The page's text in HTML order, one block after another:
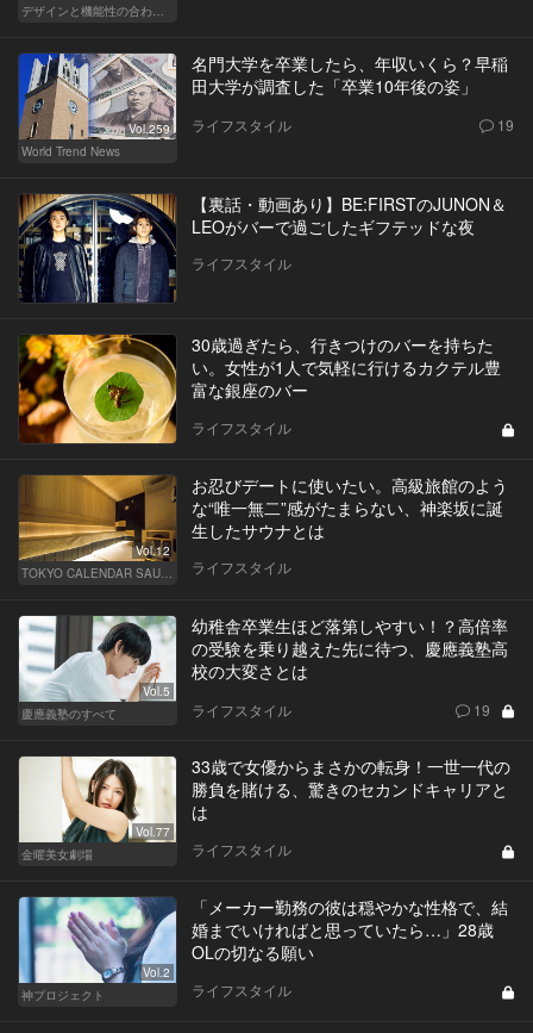
デザインと機能性の合わせ技！ こんなキッチン家電が欲しかった！
Vol.259
World Trend News
名門大学を卒業したら、年収いくら？早稲
田大学が調査した「卒業10年後の姿」
ライフスタイル 19
【裏話・動画あり】BE:FIRSTのJUNON＆
LEOがバーで過ごしたギフテッドな夜
ライフスタイル
30歳過ぎたら、行きつけのバーを持ちた
い。女性が1人で気軽に行けるカクテル豊
富な銀座のバー
ライフスタイル
Vol.12
TOKYO CALENDAR SAUNA CLUB ― トウカレ サウナクラブ ―
お忍びデートに使いたい。高級旅館のよう
な“唯一無二”感がたまらない、神楽坂に誕
生したサウナとは
ライフスタイル
Vol.5
慶應義塾のすべて
幼稚舎卒業生ほど落第しやすい！？高倍率
の受験を乗り越えた先に待つ、慶應義塾高
校の大変さとは
ライフスタイル 19
Vol.77
金曜美女劇場
33歳で女優からまさかの転身！一世一代の
勝負を賭ける、驚きのセカンドキャリアと
は
ライフスタイル
Vol.2
神プロジェクト
「メーカー勤務の彼は穏やかな性格で、結
婚までいければと思っていたら…」28歳
OLの切なる願い
ライフスタイル